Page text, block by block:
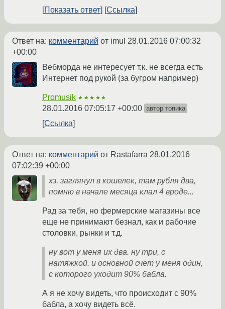
Показать ответ
Ссылка
Ответ на: комментарий от imul 28.01.2016 07:00:32
+00:00
Вебморда не интересует т.к. не всегда есть
Интернет под рукой (за бугром например)
Promusik ★★★★★
28.01.2016 07:05:17 +00:00 автор топика
Ссылка
Ответ на: комментарий от Rastafarra 28.01.2016
07:02:39 +00:00
хз, заглянул в кошелек, там рубля два,
помню в начале месяца клал 4 вроде...
Рад за тебя, но фермерские магазины все
еще не принимают безнал, как и рабочие
столовки, рынки и т.д.
ну вот у меня их два. ну три, с
натяжкой. и основной счет у меня один,
с которого уходит 90% бабла.
А я не хочу видеть, что происходит с 90%
бабла, а хочу видеть всё.